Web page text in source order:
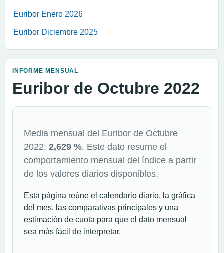
Euribor Enero 2026
Euribor Diciembre 2025
INFORME MENSUAL
Euribor de Octubre 2022
Media mensual del Euribor de Octubre
2022: 2,629 %. Este dato resume el
comportamiento mensual del índice a partir
de los valores diarios disponibles.
Esta página reúne el calendario diario, la gráfica
del mes, las comparativas principales y una
estimación de cuota para que el dato mensual
sea más fácil de interpretar.